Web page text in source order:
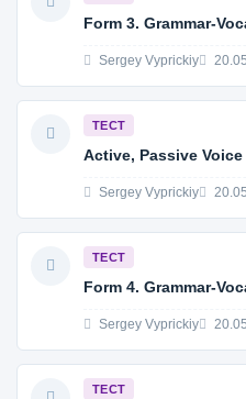
Form 3. Grammar-
Sergey Vyprickiy
ТЕСТ
Active, Passive Voice
Sergey Vyprickiy
ТЕСТ
Form 4. Grammar-
Sergey Vyprickiy
ТЕСТ